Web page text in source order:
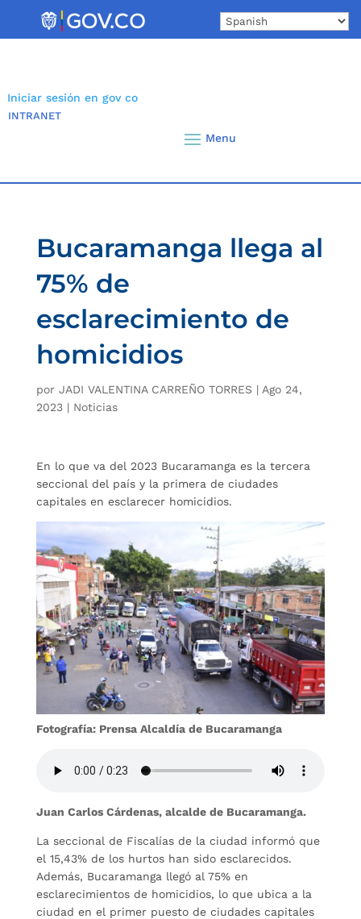
Iniciar sesión en gov co
INTRANET
Bucaramanga llega al
75% de
esclarecimiento de
homicidios
por JADI VALENTINA CARREÑO TORRES | Ago 24,
2023| Noticias
En lo que va del 2023 Bucaramanga es la tercera
seccional del país y la primera de ciudades
capitales en esclarecer homicidios.
Fotografía: Prensa Alcaldía de Bucaramanga
Juan Carlos Cárdenas, alcalde de Bucaramanga.
La seccional de Fiscalías de la ciudad informó que
el 15,43% de los hurtos han sido esclarecidos.
Además, Bucaramanga llegó al 75% en
esclarecimientos de homicidios, lo que ubica a la
ciudad en el primer puesto de ciudades capitales